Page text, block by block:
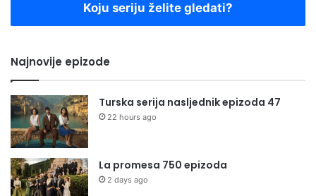
Koju seriju želite gledati?
Najnovije epizode
Turska serija nasljednik epizoda 47
22 hours ago
La promesa 750 epizoda
2 days ago